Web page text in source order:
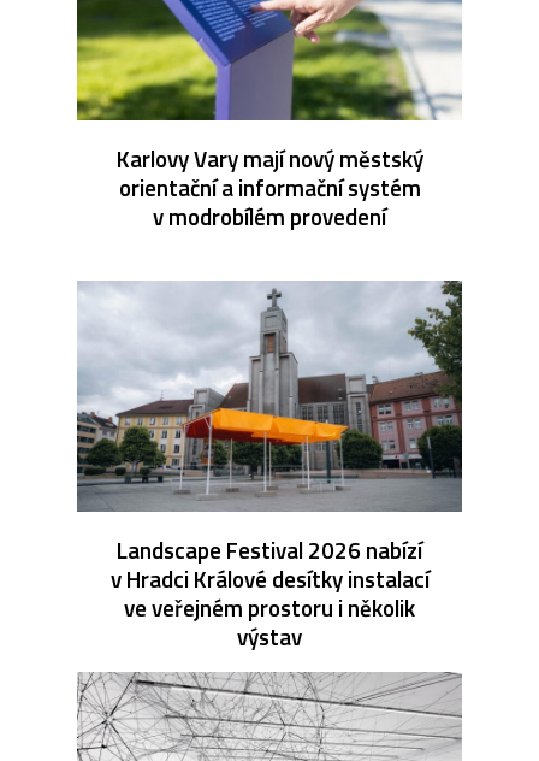
Karlovy Vary mají nový městský
orientační a informační systém
v modrobílém provedení
Landscape Festival 2026 nabízí
v Hradci Králové desítky instalací
ve veřejném prostoru i několik
výstav